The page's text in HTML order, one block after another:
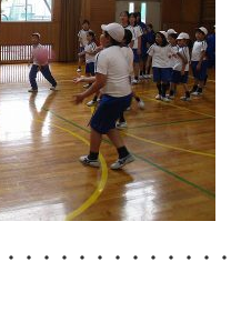
・・・・・・・・・・・・